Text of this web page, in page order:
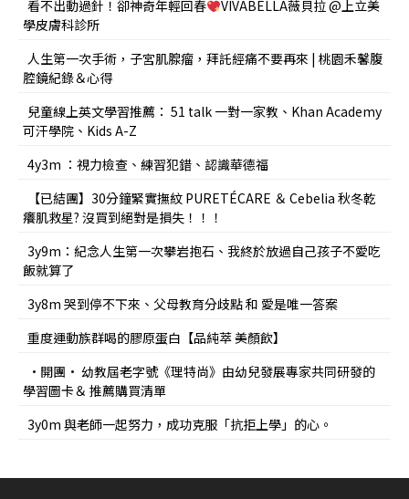
看不出動過針！卻神奇年輕回春
VIVABELLA薇貝拉 @上立美
學皮膚科診所
人生第一次手術，子宮肌腺瘤，拜託經痛不要再來 | 桃園禾馨腹
腔鏡紀錄＆心得
兒童線上英文學習推薦： 51 talk 一對一家教、Khan Academy
可汗學院、Kids A-Z
4y3m ：視力檢查、練習犯錯、認識華德福
【已結團】30分鐘緊實撫紋 PURETÉCARE ＆ Cebelia 秋冬乾
癢肌救星? 沒買到絕對是損失！！！
3y9m：紀念人生第一次攀岩抱石、我終於放過自己孩子不愛吃
飯就算了
3y8m 哭到停不下來、父母教育分歧點 和 愛是唯一答案
重度運動族群喝的膠原蛋白【品純萃 美顏飲】
•開團• 幼教屆老字號《理特尚》由幼兒發展專家共同研發的
學習圖卡＆ 推薦購買清單
3y0m 與老師一起努力，成功克服「抗拒上學」的心。